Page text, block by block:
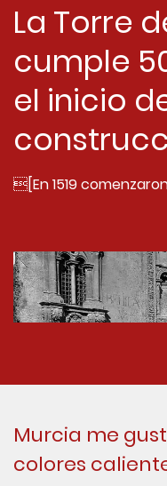
La Torre
cumple
el inicio
[En 1519
Murcia me
colores